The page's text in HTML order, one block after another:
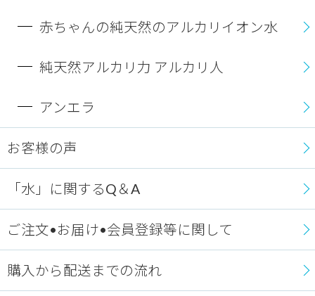
赤ちゃんの純天然のアルカリイオン水
純天然アルカリ力 アルカリ人
アンエラ
お客様の声
「水」に関するQ＆A
ご注文•お届け•会員登録等に関して
購入から配送までの流れ